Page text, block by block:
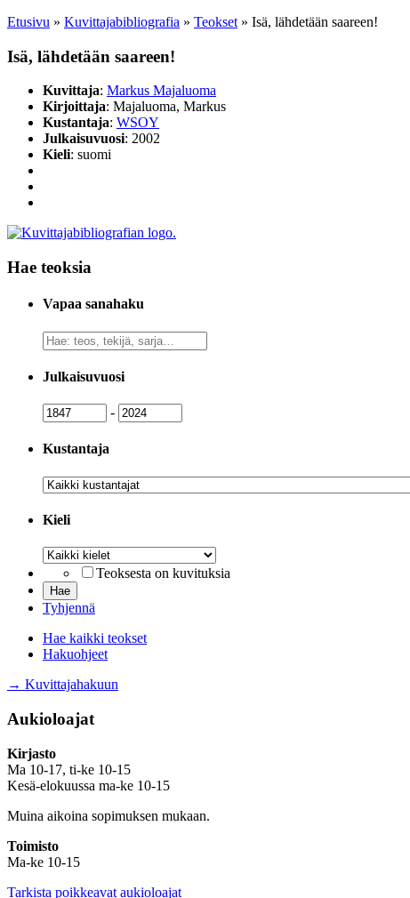
Etusivu » Kuvittaja­bibliografia » Teokset » Isä, lähdetään saareen!
Isä, lähdetään saareen!
Kuvittaja: Markus Majaluoma
Kirjoittaja: Majaluoma, Markus
Kustantaja: WSOY
Julkaisuvuosi: 2002
Kieli: suomi
Hae teoksia
Vapaa sanahaku
Vapaa
sanahaku
Julkaisuvuosi
Julkaisuvuosi
- Julkaisuvuosi
Kustantaja
Kustantaja
Kieli
Kieli
Teoksesta on kuvituksia
Tyhjennä
Hae kaikki teokset
Hakuohjeet
→ Kuvittajahakuun
Aukioloajat
Kirjasto
Ma 10-17, ti-ke 10-15
Kesä-elokuussa ma-ke 10-15
Muina aikoina sopimuksen mukaan.
Toimisto
Ma-ke 10-15
Tarkista poikkeavat aukioloajat